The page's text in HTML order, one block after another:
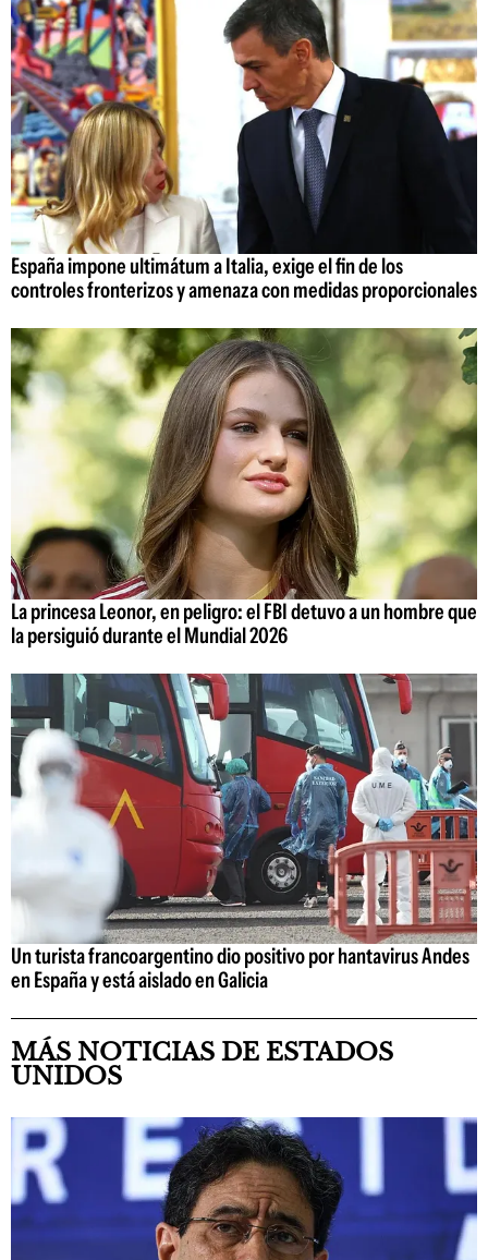
España impone ultimátum a Italia, exige el fin de los
controles fronterizos y amenaza con medidas proporcionales
La princesa Leonor, en peligro: el FBI detuvo a un hombre que
la persiguió durante el Mundial 2026
Un turista francoargentino dio positivo por hantavirus Andes
en España y está aislado en Galicia
MÁS NOTICIAS DE ESTADOS
UNIDOS